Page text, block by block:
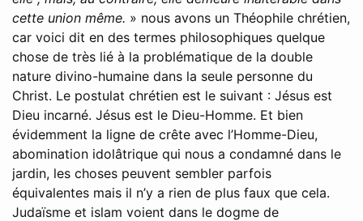
cette union même. » nous avons un Théophile chrétien,
car voici dit en des termes philosophiques quelque
chose de très lié à la problématique de la double
nature divino-humaine dans la seule personne du
Christ. Le postulat chrétien est le suivant : Jésus est
Dieu incarné. Jésus est le Dieu-Homme. Et bien
évidemment la ligne de crête avec l’Homme-Dieu,
abomination idolâtrique qui nous a condamné dans le
jardin, les choses peuvent sembler parfois
équivalentes mais il n’y a rien de plus faux que cela.
Judaïsme et islam voient dans le dogme de